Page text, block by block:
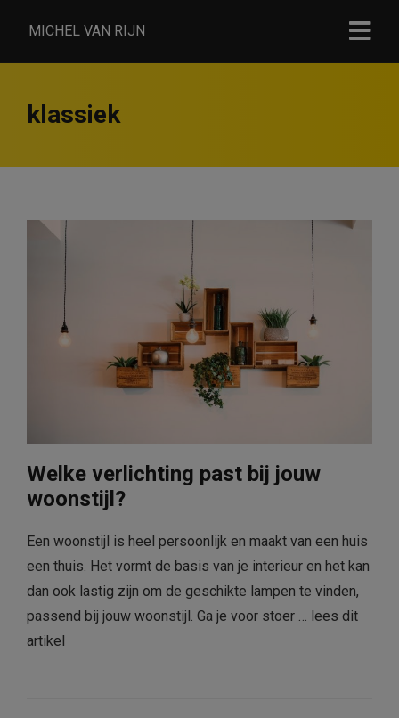
MICHEL VAN RIJN
klassiek
Welke verlichting past bij jouw
woonstijl?
Een woonstijl is heel persoonlijk en maakt van een huis
een thuis. Het vormt de basis van je interieur en het kan
dan ook lastig zijn om de geschikte lampen te vinden,
passend bij jouw woonstijl. Ga je voor stoer … lees dit
artikel